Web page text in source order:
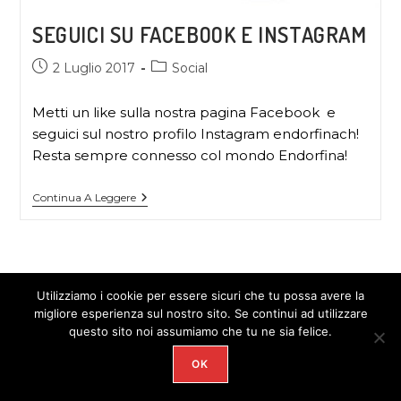
SEGUICI SU FACEBOOK E INSTAGRAM
2 Luglio 2017 Social
Metti un like sulla nostra pagina Facebook e
seguici sul nostro profilo Instagram endorfinach!
Resta sempre connesso col mondo Endorfina!
Continua A Leggere
COPYRIGHT 2026 - ENDORFINA
Utilizziamo i cookie per essere sicuri che tu possa avere la
migliore esperienza sul nostro sito. Se continui ad utilizzare
questo sito noi assumiamo che tu ne sia felice.
OK